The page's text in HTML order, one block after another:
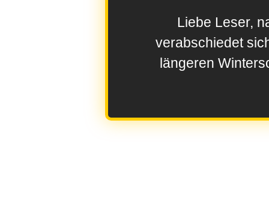
Liebe Leser,
verabschiedet
längeren